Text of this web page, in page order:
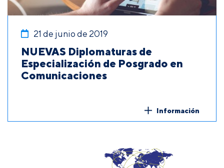
21 de junio de 2019
NUEVAS Diplomaturas de
Especialización de Posgrado en
Comunicaciones
Información